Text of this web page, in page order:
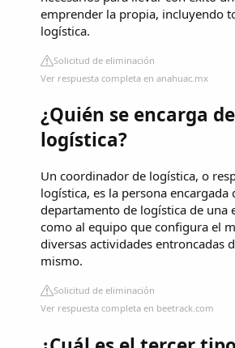
emprender la propia, incluyendo
logística.
Solicitud de eliminación
Ver respuesta completa en anahuac.mx
¿Quién se encarga
logística?
Un coordinador de logística, o
logística, es la persona encargada
departamento de logística de una
como al equipo que configura el
diversas actividades entroncadas
mismo.
Solicitud de eliminación
Ver respuesta completa en beetrack.com